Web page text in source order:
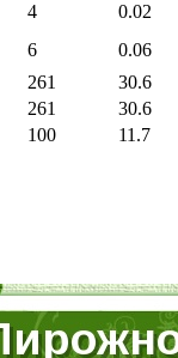
4 0.02
6 0.06
261 30.6
261 30.6
100 11.7